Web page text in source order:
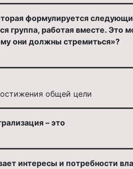
формулируется
группа, работая вместе.
они должны стремиться»?
общей цели
– это
интересы и потребности